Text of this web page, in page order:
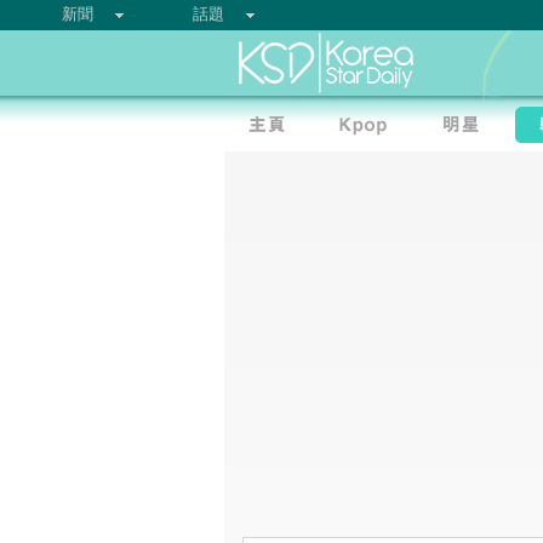
新聞 話題